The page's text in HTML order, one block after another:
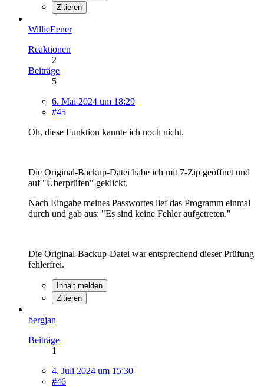
Zitieren
WillieEener
Reaktionen
2
Beiträge
5
6. Mai 2024 um 18:29
#45
Oh, diese Funktion kannte ich noch nicht.
Die Original-Backup-Datei habe ich mit 7-Zip geöffnet und
auf "Überprüfen" geklickt.
Nach Eingabe meines Passwortes lief das Programm einmal
durch und gab aus: "Es sind keine Fehler aufgetreten."
Die Original-Backup-Datei war entsprechend dieser Prüfung
fehlerfrei.
Inhalt melden
Zitieren
bergjan
Beiträge
1
4. Juli 2024 um 15:30
#46